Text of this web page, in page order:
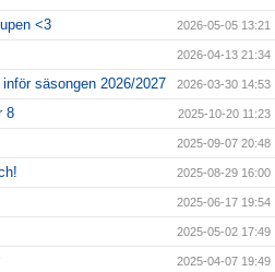
<3 2026-05-05 13:21
2026-04-13 21:34
säsongen 2026/2027 2026-03-30 14:53
8 2025-10-20 11:23
2025-09-07 20:48
2025-08-29 16:00
2025-06-17 19:54
2025-05-02 17:49
2025-04-07 19:49